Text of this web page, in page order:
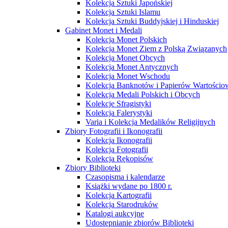
Kolekcja Sztuki Japońskiej
Kolekcja Sztuki Islamu
Kolekcja Sztuki Buddyjskiej i Hinduskiej
Gabinet Monet i Medali
Kolekcja Monet Polskich
Kolekcja Monet Ziem z Polską Związanych
Kolekcja Monet Obcych
Kolekcja Monet Antycznych
Kolekcja Monet Wschodu
Kolekcja Banknotów i Papierów
Kolekcja Medali Polskich i Obcych
Kolekcje Sfragistyki
Kolekcja Falerystyki
Varia i Kolekcja Medalików Religijnych
Zbiory Fotografii i Ikonografii
Kolekcja Ikonografii
Kolekcja Fotografii
Kolekcja Rękopisów
Zbiory Biblioteki
Czasopisma i kalendarze
Książki wydane po 1800 r.
Kolekcja Kartografii
Kolekcja Starodruków
Katalogi aukcyjne
Udostępnianie zbiorów Biblioteki